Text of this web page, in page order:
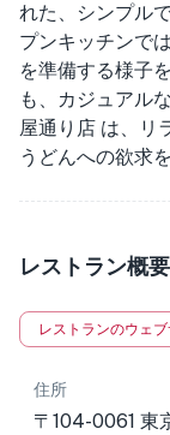
れた、シンプル
プンキッチンで
を準備する様子
も、カジュアル
屋通り店 は、リ
うどんへの欲求
レストラン概要
レストランのウェブ
住所
〒104-0061 東